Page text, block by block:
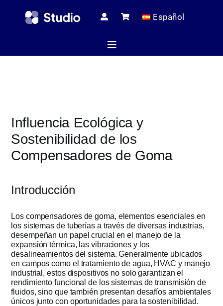
Español
Toggle
Todos los
Influencia Ecológica y
Sostenibilidad de los
Compensadores de Goma
Introducción
Los compensadores de goma, elementos esenciales en
los sistemas de tuberías a través de diversas industrias,
desempeñan un papel crucial en el manejo de la
expansión térmica, las vibraciones y los
desalineamientos del sistema. Generalmente ubicados
en campos como el tratamiento de agua, HVAC y manejo
industrial, estos dispositivos no solo garantizan el
rendimiento funcional de los sistemas de transmisión de
fluidos, sino que también presentan desafíos ambientales
únicos junto con oportunidades para la sostenibilidad.